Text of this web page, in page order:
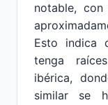
notable, con
Esto indica
tenga
ibérica,
similar se